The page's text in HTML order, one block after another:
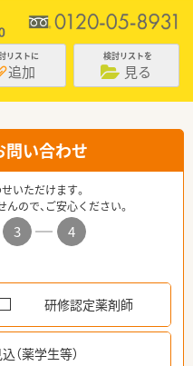
リストに
追加
検討リストを
見る
問い合わせ
いただけます。
ので、ご安心ください。
3
4
研修認定薬剤師
（薬学生等）